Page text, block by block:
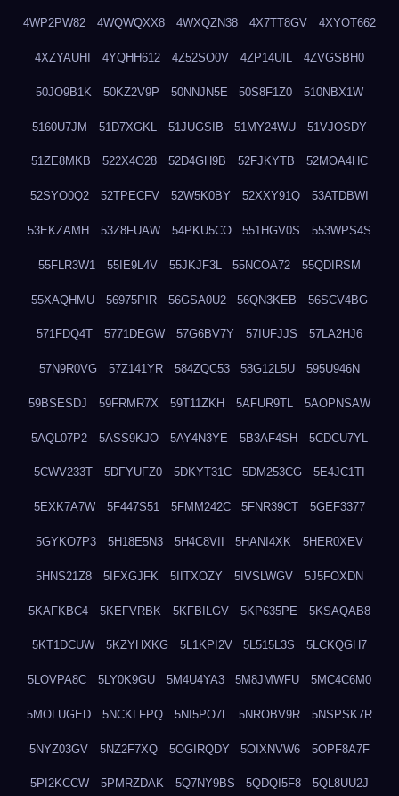
4WP2PW82 4WQWQXX8 4WXQZN38 4X7TT8GV 4XYOT662
4XZYAUHI 4YQHH612 4Z52SO0V 4ZP14UIL 4ZVGSBH0
50JO9B1K 50KZ2V9P 50NNJN5E 50S8F1Z0 510NBX1W
5160U7JM 51D7XGKL 51JUGSIB 51MY24WU 51VJOSDY
51ZE8MKB 522X4O28 52D4GH9B 52FJKYTB 52MOA4HC
52SYO0Q2 52TPECFV 52W5K0BY 52XXY91Q 53ATDBWI
53EKZAMH 53Z8FUAW 54PKU5CO 551HGV0S 553WPS4S
55FLR3W1 55IE9L4V 55JKJF3L 55NCOA72 55QDIRSM
55XAQHMU 56975PIR 56GSA0U2 56QN3KEB 56SCV4BG
571FDQ4T 5771DEGW 57G6BV7Y 57IUFJJS 57LA2HJ6
57N9R0VG 57Z141YR 584ZQC53 58G12L5U 595U946N
59BSESDJ 59FRMR7X 59T11ZKH 5AFUR9TL 5AOPNSAW
5AQL07P2 5ASS9KJO 5AY4N3YE 5B3AF4SH 5CDCU7YL
5CWV233T 5DFYUFZ0 5DKYT31C 5DM253CG 5E4JC1TI
5EXK7A7W 5F447S51 5FMM242C 5FNR39CT 5GEF3377
5GYKO7P3 5H18E5N3 5H4C8VII 5HANI4XK 5HER0XEV
5HNS21Z8 5IFXGJFK 5IITXOZY 5IVSLWGV 5J5FOXDN
5KAFKBC4 5KEFVRBK 5KFBILGV 5KP635PE 5KSAQAB8
5KT1DCUW 5KZYHXKG 5L1KPI2V 5L515L3S 5LCKQGH7
5LOVPA8C 5LY0K9GU 5M4U4YA3 5M8JMWFU 5MC4C6M0
5MOLUGED 5NCKLFPQ 5NI5PO7L 5NROBV9R 5NSPSK7R
5NYZ03GV 5NZ2F7XQ 5OGIRQDY 5OIXNVW6 5OPF8A7F
5PI2KCCW 5PMRZDAK 5Q7NY9BS 5QDQI5F8 5QL8UU2J